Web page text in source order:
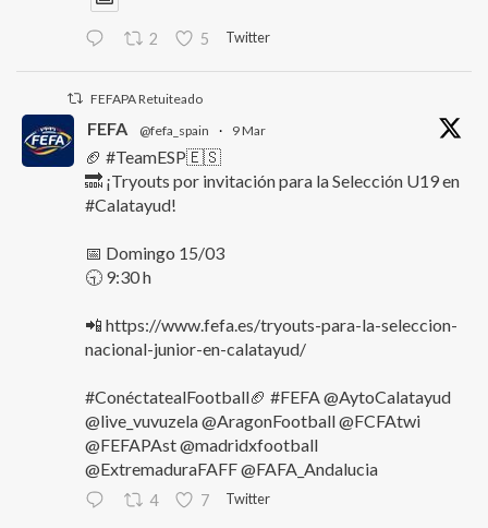
2 5 Twitter
FEFAPA Retuiteado
FEFA @fefa_spain · 9 Mar
🏈 #TeamESP🇪🇸
🔜 ¡Tryouts por invitación para la Selección U19 en
#Calatayud!
📅 Domingo 15/03
🕤 9:30 h
📲 https://www.fefa.es/tryouts-para-la-seleccion-
nacional-junior-en-calatayud/
#ConéctatealFootball🏈 #FEFA @AytoCalatayud
@live_vuvuzela @AragonFootball @FCFAtwi
@FEFAPAst @madridxfootball
@ExtremaduraFAFF @FAFA_Andalucia
4 7 Twitter